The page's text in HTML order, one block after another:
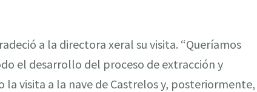
a la directora xeral su visita. “Queríamos
el desarrollo del proceso de extracción y
visita a la nave de Castrelos y, posteriormente,